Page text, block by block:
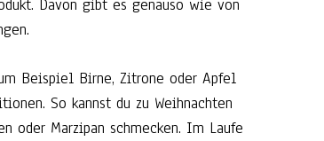
Davon gibt es genauso wie von
Beispiel Birne, Zitrone oder Apfel
So kannst du zu Weihnachten
oder Marzipan schmecken. Im Laufe